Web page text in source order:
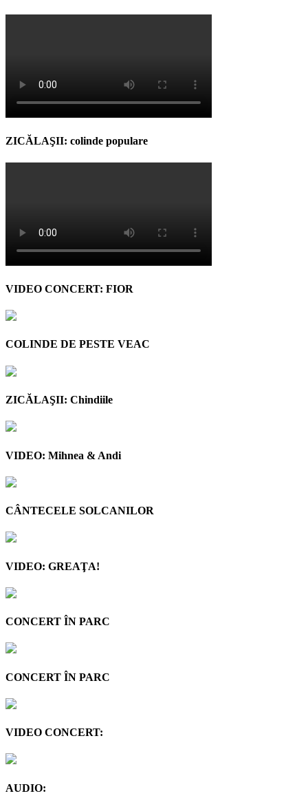
ZICĂLAŞII: colinde populare
VIDEO CONCERT: FIOR
COLINDE DE PESTE VEAC
ZICĂLAŞII: Chindiile
VIDEO: Mihnea & Andi
CÂNTECELE SOLCANILOR
VIDEO: GREAŢA!
CONCERT ÎN PARC
CONCERT ÎN PARC
VIDEO CONCERT:
AUDIO: